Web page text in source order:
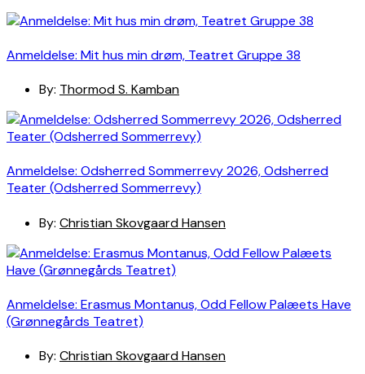
Anmeldelse: Mit hus min drøm, Teatret Gruppe 38
By: Thormod S. Kamban
Anmeldelse: Odsherred Sommerrevy 2026, Odsherred
Teater (Odsherred Sommerrevy)
By: Christian Skovgaard Hansen
Anmeldelse: Erasmus Montanus, Odd Fellow Palæets Have
(Grønnegårds Teatret)
By: Christian Skovgaard Hansen